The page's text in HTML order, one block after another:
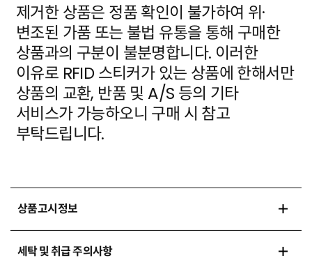
제거한 상품은 정품 확인이 불가하여 위·
변조된 가품 또는 불법 유통을 통해 구매한
상품과의 구분이 불분명합니다. 이러한
이유로 RFID 스티커가 있는 상품에 한해서만
상품의 교환, 반품 및 A/S 등의 기타
서비스가 가능하오니 구매 시 참고
부탁드립니다.
상품고시정보
세탁 및 취급 주의사항